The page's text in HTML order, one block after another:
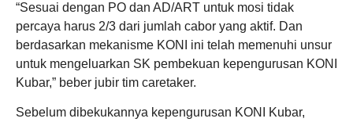
“Sesuai dengan PO dan AD/ART untuk mosi tidak
percaya harus 2/3 dari jumlah cabor yang aktif. Dan
berdasarkan mekanisme KONI ini telah memenuhi unsur
untuk mengeluarkan SK pembekuan kepengurusan KONI
Kubar,” beber jubir tim caretaker.
Sebelum dibekukannya kepengurusan KONI Kubar,